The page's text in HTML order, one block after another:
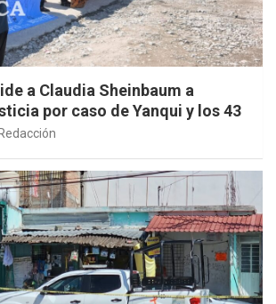
a Claudia Sheinbaum a
por caso de Yanqui y los 43
Redacción